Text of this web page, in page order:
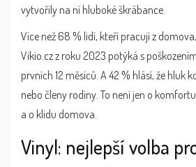
vytvořily na ní hluboké škrábance.
Více než 68 % lidí, kteří pracují z
Vikio.cz z roku 2023 potýká s
prvních 12 měsíců. A 42 % hlásí, že hluk
nebo členy rodiny. To není jen o
a o klidu domova.
Vinyl: nejlepší volba